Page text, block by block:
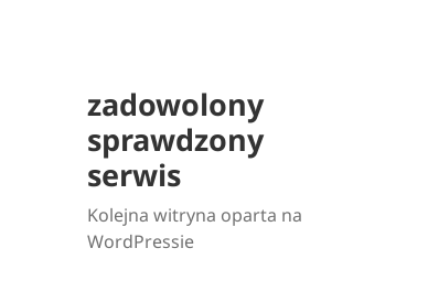
zadowolony
sprawdzony
serwis
Kolejna witryna oparta na
WordPressie